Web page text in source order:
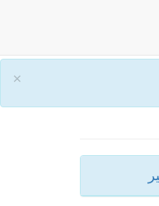
×